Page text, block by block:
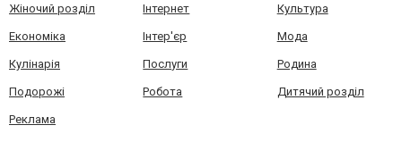
Жіночий розділ Інтернет Культура
Економіка Інтер'єр Мода
Кулінарія Послуги Родина
Подорожі Робота Дитячий розділ
Реклама